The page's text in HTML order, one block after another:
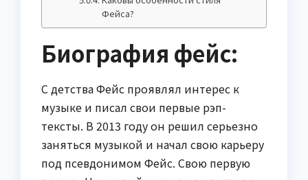
Фейса?
Биография фейс:
С детства Фейс проявлял интерес к
музыке и писал свои первые рэп-
тексты. В 2013 году он решил серьезно
заняться музыкой и начал свою карьеру
под псевдонимом Фейс. Свою первую